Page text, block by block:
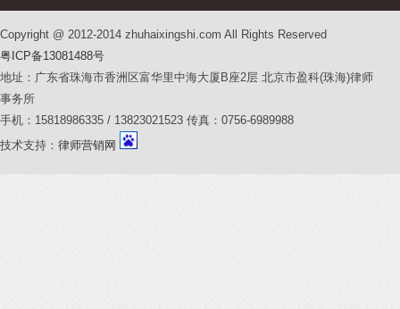
Copyright @ 2012-2014 zhuhaixingshi.com All Rights Reserved
粤ICP备13081488号
地址：广东省珠海市香洲区富华里中海大厦B座2层 北京市盈科(珠海)律师
事务所
手机：15818986335 / 13823021523 传真：0756-6989988
技术支持： 律师营销网